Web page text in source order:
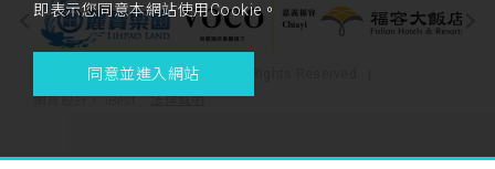
Copyright 2023 Fullon Poshtel. All Rights Reserved.
網頁設計‧iBest 法律聲明
即表示您同意本網站使用Cookie。
同意並進入網站